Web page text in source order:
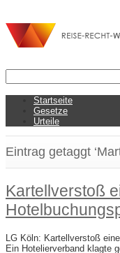
Startseite
Gesetze
Urteile
Eintrag getaggt
Kartellverstoß
LG Köln: Kartellverstoß
Ein Hotelierverband klagte